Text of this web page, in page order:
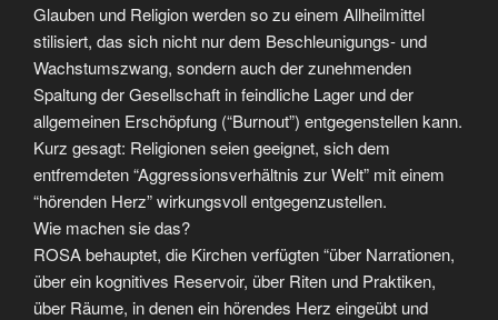
Glauben und Religion werden so zu einem Allheilmittel
stilisiert, das sich nicht nur dem Beschleunigungs- und
Wachstumszwang, sondern auch der zunehmenden
Spaltung der Gesellschaft in feindliche Lager und der
allgemeinen Erschöpfung (“Burnout”) entgegenstellen kann.
Kurz gesagt: Religionen seien geeignet, sich dem
entfremdeten “Aggressionsverhältnis zur Welt” mit einem
“hörenden Herz” wirkungsvoll entgegenzustellen.
Wie machen sie das?
ROSA behauptet, die Kirchen verfügten “über Narrationen,
über ein kognitives Reservoir, über Riten und Praktiken,
über Räume, in denen ein hörendes Herz eingeübt und